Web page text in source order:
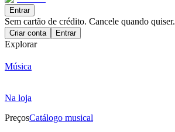
Entrar
Sem cartão de crédito. Cancele quando quiser.
Criar conta Entrar
Explorar
Música
Na loja
PreçosCatálogo musical